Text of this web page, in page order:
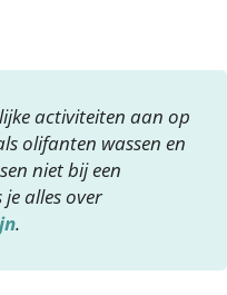
activiteiten aan op
olifanten wassen en
niet bij een
alles over
.